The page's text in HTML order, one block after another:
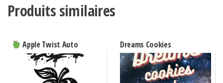
Produits similaires
Apple Twist Auto Dreams Cookies